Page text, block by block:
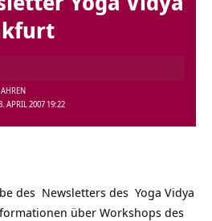
APRIL 2007 19:22
des Newsletters des Yoga Vidya
über Workshops des